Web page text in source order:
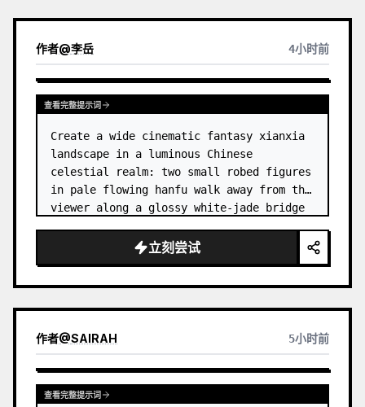
作者@李岳 4小时前
查看完整提示词
Create a wide cinematic fantasy xianxia
landscape in a luminous Chinese
celestial realm: two small robed figures
in pale flowing hanfu walk away from the
viewer along a glossy white-jade bridge
rising from a mirror-still l…
立刻尝试
作者@SAIRAH 5小时前
查看完整提示词